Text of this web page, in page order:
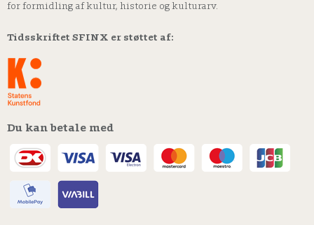
for formidling af kultur, historie og kulturarv.
Tidsskriftet SFINX er støttet af:
Du kan betale med